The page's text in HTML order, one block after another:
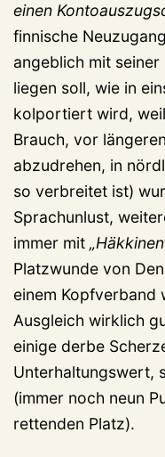
einen
finnische
angeblich mit
liegen soll, wie in
kolportiert wird,
Brauch, vor
abzudrehen, in
so verbreitet ist)
Sprachunlust,
immer mit
Platzwunde von
einem Kopfverband
Ausgleich wirklich
einige derbe
Unterhaltungswert,
(immer noch neun
rettenden Platz).